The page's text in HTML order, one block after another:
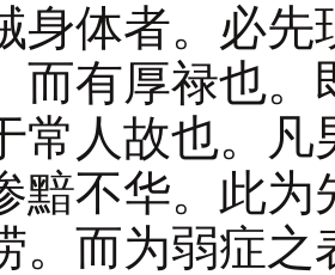
身体者。必
而有厚禄也
常人故也。
黯不华。此
。而为弱症